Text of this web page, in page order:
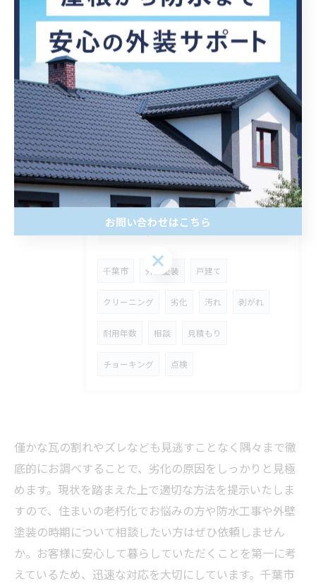
2026/06/30
今日の空はちょっぴり曇りがち☁️
2026/06/24
おはようございます☀
タグ TAGS
千葉市 外壁塗装 戸建て
クリーニング 劣化 汚れ 剥がれ
耐用年数 相談 見積もり
チョーキング 点検
僅かな瓦の割れやズレなども見逃すことなく隅々まで徹
底的にお調べすることで、劣化の原因をしっかりと見極
めます。現状を踏まえた上で適切な方法を提示いたしま
すので、住まいの老朽化でお悩みの方や防水工事や外壁
塗装の時期について相談したい方はぜひ依頼しません
か。お客様に安心して暮らしていただくことを第一に考
えているため、迅速な対応を大切にしています。千葉市
お問い合わせはこちら